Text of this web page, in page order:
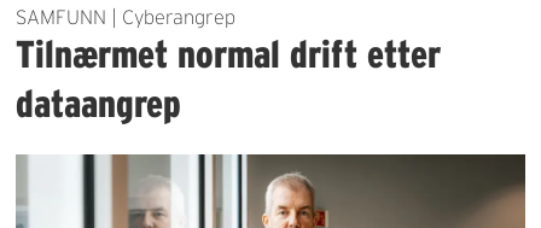
SAMFUNN | Cyberangrep
Tilnærmet normal drift etter
dataangrep